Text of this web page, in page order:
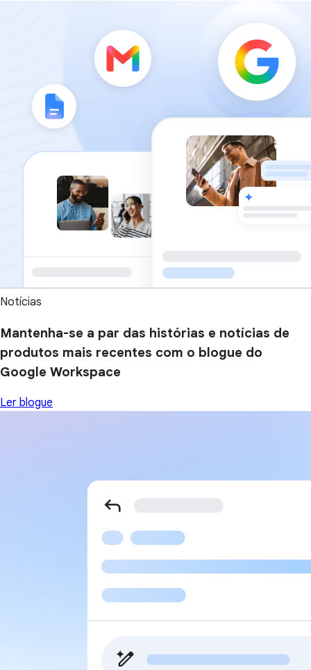
Notícias
Mantenha-se a par das histórias e notícias de
produtos mais recentes com o blogue do
Google Workspace
Ler blogue